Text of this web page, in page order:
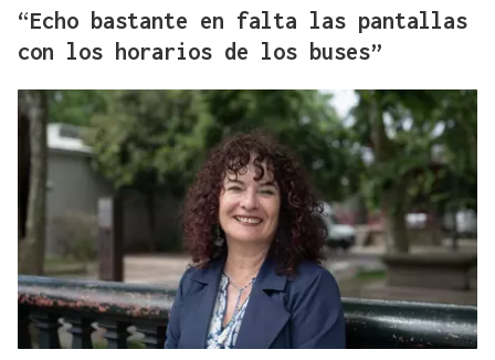
“Echo bastante en falta las pantallas
con los horarios de los buses”